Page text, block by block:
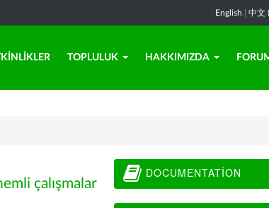
English 中文
TOPLULUK HAKKIMIZDA
çalışmalar
DOCUMENTATION